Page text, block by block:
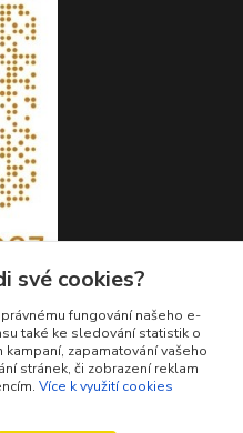
své cookies?
fungování našeho e-
také ke sledování statistik o
zapamatování vašeho
stránek, či zobrazení reklam
Více k využití cookies